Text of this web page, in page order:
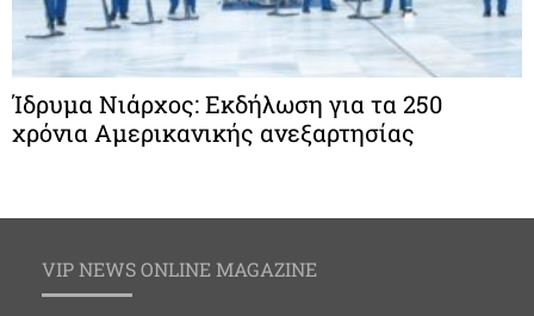
Ίδρυμα Νιάρχος: Εκδήλωση για τα 250
χρόνια Αμερικανικής ανεξαρτησίας
VIP NEWS ONLINE MAGAZINE